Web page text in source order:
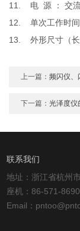
11. 电 源 ： 交
12. 单次工作时间
13.
外形尺寸（长
上一篇：频闪仪、
下一篇：光泽度仪
联系我们
地址：浙江省杭州
座机：86-571-
Email：